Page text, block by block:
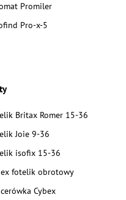
Promiler
Pro-x-5
Britax Romer 15-36
Joie 9-36
isofix 15-36
fotelik obrotowy
Cybex